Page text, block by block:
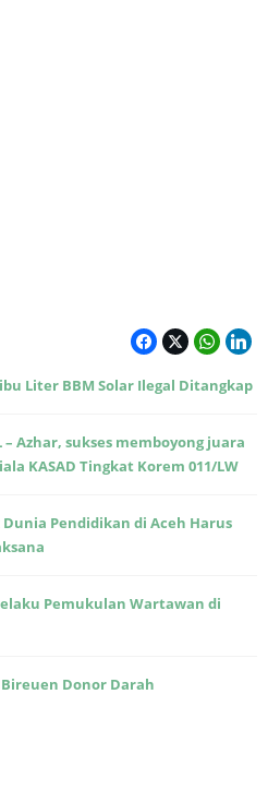
Liter BBM Solar Ilegal Ditangkap
Azhar, sukses memboyong juara
KASAD Tingkat Korem 011/LW
Dunia Pendidikan di Aceh Harus
Pemukulan Wartawan di
Bireuen Donor Darah